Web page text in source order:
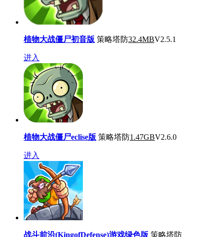
植物大战僵尸初音版 策略塔防32.4MBV2.5.1
进入
植物大战僵尸eclise版 策略塔防1.47GBV2.6.0
进入
战斗前沿(KingofDefense)游戏绿色版 策略塔防